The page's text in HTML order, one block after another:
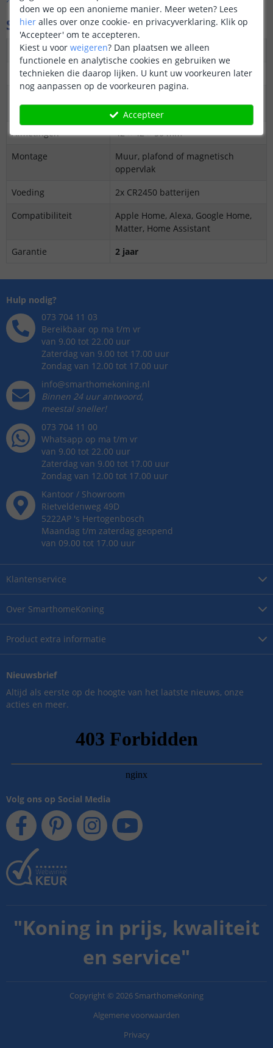
Specificaties
Protocol
Zigbee 3.0, Thread, Bluetooth
Detectietechnologie
PIR + mmWave radar (60 GHz)
en vochtigheid
Afmetingen
42 × 42 × 50 mm
Montage
Muur, plafond of magnetisch
oppervlak
Voeding
2x CR2450 batterijen
Compatibiliteit
Apple Home, Alexa, Google Home,
Matter, Home Assistant
Garantie
2 jaar
Over SmarthomeKoning
Product extra informatie
Klantenservice
Hulp nodig?
073 704 11 03
Bereikbaar op ma t/m vr
van 9.00 tot 22.00 uur
Zaterdag van 9.00 tot 17.00 uur
Zondag van 12.00 tot 17.00 uur
info@smarthomekoning.nl
Binnen 24 uur antwoord,
meestal sneller!
073 704 11 00
Whatsapp op ma t/m vr
van 9.00 tot 22.00 uur
Zaterdag van 9.00 tot 17.00 uur
Zondag van 12.00 tot 17.00 uur
Kantoor / Showroom
Rietveldenweg 49D
5222AP 's Hertogenbosch
Maandag t/m zaterdag geopend
van 09.00 tot 17.00 uur
Nieuwsbrief
Altijd als eerste op de hoogte van het laatste nieuws, onze
acties en meer.
Volg ons op Social Media
"Koning in prijs, kwaliteit
en service"
Copyright © 2026 SmarthomeKoning
Algemene voorwaarden
Privacy
doen we op een anonieme manier. Meer weten? Lees
hier alles over onze cookie- en privacyverklaring. Klik op
'Accepteer' om te accepteren.
Kiest u voor weigeren? Dan plaatsen we alleen
functionele en analytische cookies en gebruiken we
technieken die daarop lijken. U kunt uw voorkeuren later
nog aanpassen op de voorkeuren pagina.
Accepteer